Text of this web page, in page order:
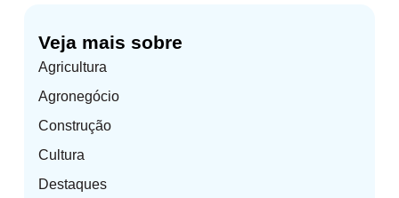
Veja mais sobre
Agricultura
Agronegócio
Construção
Cultura
Destaques